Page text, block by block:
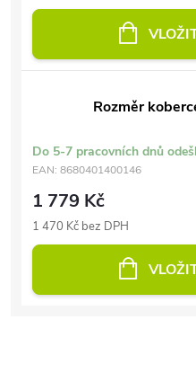
Rozměr
Do 5-7 pracovních dnů
EAN: 8680401400146
1 779 Kč
1 470 Kč bez DPH